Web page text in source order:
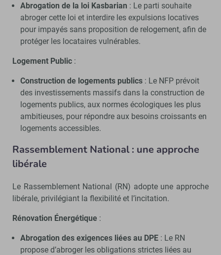
Abrogation de la loi Kasbarian : Le parti souhaite
abroger cette loi et interdire les expulsions locatives
pour impayés sans proposition de relogement, afin de
protéger les locataires vulnérables.
Logement Public :
Construction de logements publics: Le NFP prévoit
des investissements massifs dans la construction de
logements publics, aux normes écologiques les plus
ambitieuses, pour répondre aux besoins croissants en
logements accessibles.
Rassemblement National : une approche
libérale
Le Rassemblement National (RN) adopte une approche
libérale, privilégiant la flexibilité et l’incitation.
Rénovation Énergétique :
Abrogation des exigences liées au DPE: Le RN
propose d’abroger les obligations strictes liées au